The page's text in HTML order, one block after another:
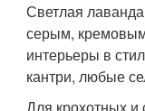
Светлая
серым,
интерьеры в
кантри, любые